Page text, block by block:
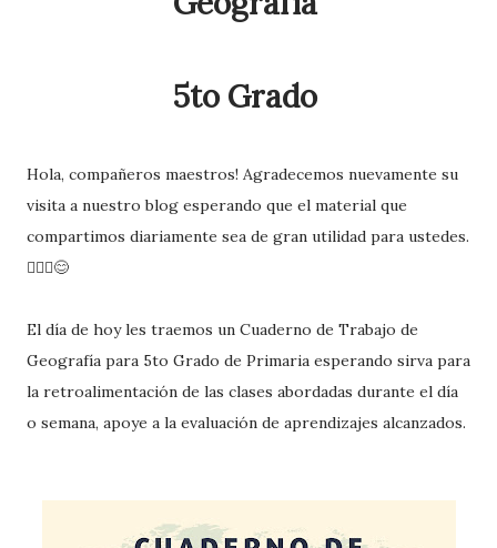
5to Grado
Hola, compañeros maestros! Agradecemos nuevamente su
visita a nuestro blog esperando que el material que
compartimos diariamente sea de gran utilidad para ustedes.
🙋🏽‍♂️😊
El día de hoy les traemos un Cuaderno de Trabajo de
Geografía para 5to Grado de Primaria esperando sirva para
la retroalimentación de las clases abordadas durante el día
o semana, apoye a la evaluación de aprendizajes alcanzados.